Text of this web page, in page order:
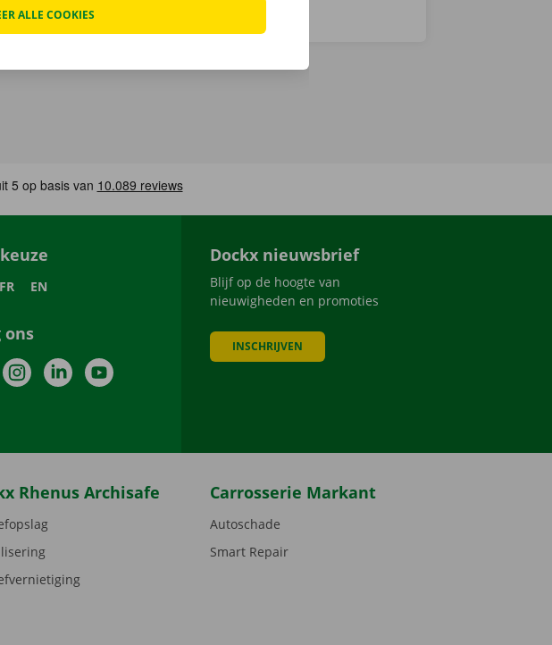
FR EN
ons
InstagramLinkedInYouTube
Dockx nieuwsbrief
Blijf op de hoogte van
nieuwigheden en promoties
INSCHRIJVEN
Rhenus Archisafe Carrosserie Markant
Autoschade
Smart Repair
ALLE COOKIES